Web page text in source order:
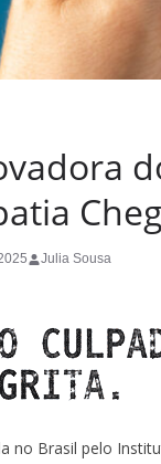
Julia Sousa
no Brasil pelo